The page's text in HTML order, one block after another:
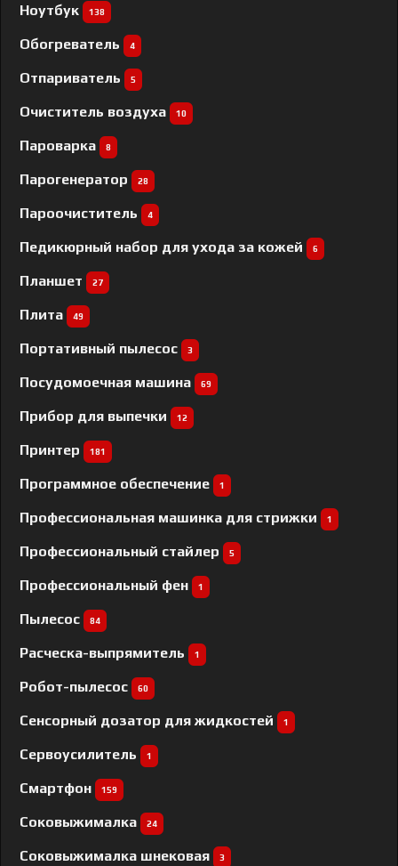
Ноутбук 138
Обогреватель 4
Отпариватель 5
Очиститель воздуха 10
Пароварка 8
Парогенератор 28
Пароочиститель 4
Педикюрный набор для ухода за кожей 6
Планшет 27
Плита 49
Портативный пылесос 3
Посудомоечная машина 69
Прибор для выпечки 12
Принтер 181
Программное обеспечение 1
Профессиональная машинка для стрижки 1
Профессиональный cтайлер 5
Профессиональный фен 1
Пылесос 84
Расческа-выпрямитель 1
Робот-пылесос 60
Сенсорный дозатор для жидкостей 1
Сервоусилитель 1
Смартфон 159
Соковыжималка 24
Соковыжималка шнековая 3